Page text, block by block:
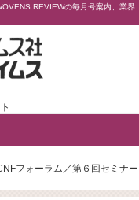
REVIEWの毎月号案内、業界
フォーラム／第６回セミナー